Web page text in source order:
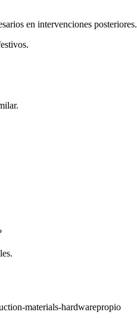
en intervenciones posteriores.
materials-hardwarepropio